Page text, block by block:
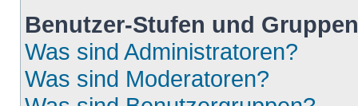
Benutzer-Stufen und Gruppen
Was sind Administratoren?
Was sind Moderatoren?